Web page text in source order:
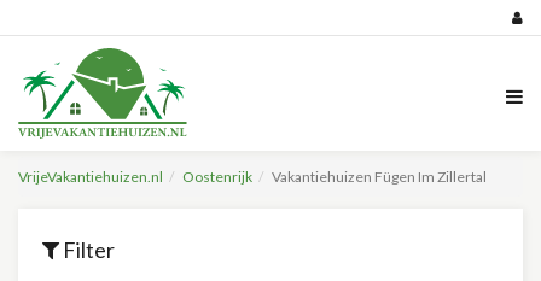
VrijeVakantiehuizen.nl Oostenrijk Vakantiehuizen Fügen Im Zillertal
Filter